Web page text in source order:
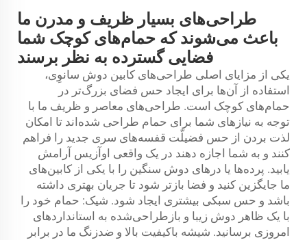
طراحی‌های بسیار ظریف و مدرن ما
باعث می‌شوند که حمام‌های کوچک شما
فضایی گسترده به نظر برسند
یکی از مزایای اصلی طراحی‌های کابین دوش سانوِی،
استفاده از آن‌ها برای ایجاد حس فضای بزرگ‌تر در
حمام‌های کوچک است. طراحی‌های معاصر و ظریف ما با
توجه به نیازهای شما برای حمام طراحی شده‌اند تا امکان
لذت بردن از حس فضیلّت قفسه‌های سری جدید را فراهم
کنند و به شما اجازه دهند در یک واقعی اوآزیس آرامش
یابید. پرده‌ها یا درهای دوش سنگین را با یکی از کابین‌های
ما جایگزین کنید و فضا بازتر شود تا جریان بهتری داشته
باشد و حس سبکی بیشتری ایجاد شود. شیک: حمام خود را
با یک ظاهر دوش زیبا و بازطراحی‌شده به استانداردهای
امروزی برسانید. شیشه باکیفیت بالا و ضدزنگ ما در برابر